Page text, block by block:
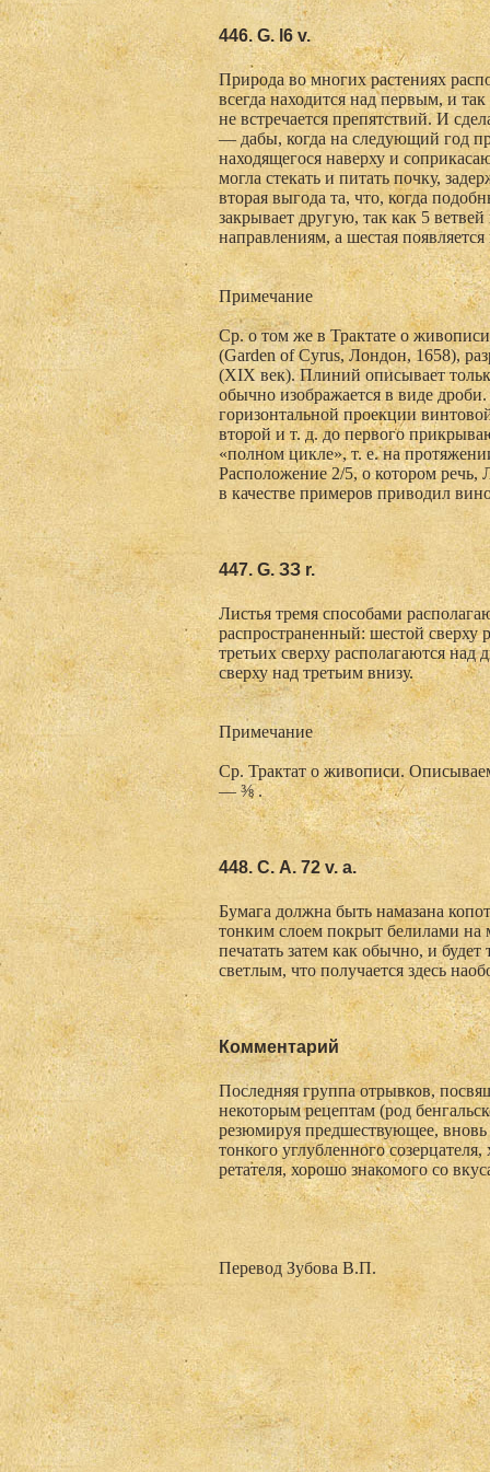
446. G. l6 v.
Природа во многих растениях
всегда находится над первым, и
не встречается препятствий. И
— дабы, когда на следующий год
находящегося наверху и
могла стекать и питать почку,
вторая выгода та, что, когда
закрывает другую, так как 5
направлениям, а шестая
Примечание
Ср. о том же в Трактате о
(Garden of Cyrus, Лондон, 1658),
(XIX век). Плиний описывает
обычно изображается в виде
горизонтальной проекции
второй и т. д. до первого
«полном цикле», т. е. на
Расположение 2/5, о котором речь,
в качестве примеров приводил
447. G. ЗЗ r.
Листья тремя способами
распространенный: шестой сверху
третьих сверху располагаются над
сверху над третьим внизу.
Примечание
Ср. Трактат о живописи.
— ⅜ .
448. С. А. 72 v. a.
Бумага должна быть намазана
тонким слоем покрыт белилами на
печатать затем как обычно, и
светлым, что получается здесь
Комментарий
Последняя группа отрывков,
некоторым рецептам (род
резюмируя предшествующее, вновь
тонкого углубленного
ретателя, хорошо знакомого со
Перевод Зубова В.П.